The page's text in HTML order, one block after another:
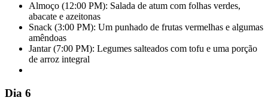
Almoço (12:00 PM): Salada de atum com folhas verdes,
abacate e azeitonas
Snack (3:00 PM): Um punhado de frutas vermelhas e algumas
amêndoas
Jantar (7:00 PM): Legumes salteados com tofu e uma porção
de arroz integral
Dia 6